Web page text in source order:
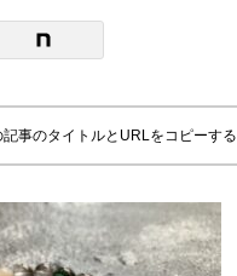
記事のタイトルとURLをコピーする